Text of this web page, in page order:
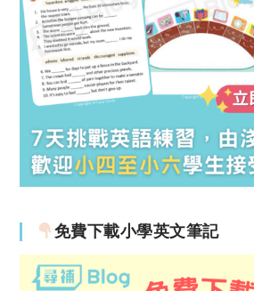
免費下載小學英文筆記